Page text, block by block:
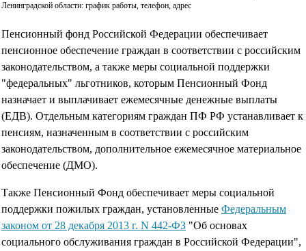
Ленинградской области: график работы, телефон, адрес
Пенсионный фонд Российской Федерации обеспечивает
пенсионное обеспечение граждан в соответствии с российским
законодательством, а также меры социальной поддержки
"федеральных" льготников, которым Пенсионный Фонд
назначает и выплачивает ежемесячные денежные выплаты
(ЕДВ). Отдельным категориям граждан ПФ РФ устанавливает к
пенсиям, назначенным в соответствии с российским
законодательством, дополнительное ежемесячное материальное
обеспечение (ДМО).
Также Пенсионный Фонд обеспечивает меры социальной
поддержки пожилых граждан, установленные Федеральным
законом от 28 декабря 2013 г. N 442-ФЗ "Об основах
социального обслуживания граждан в Российской Федерации",